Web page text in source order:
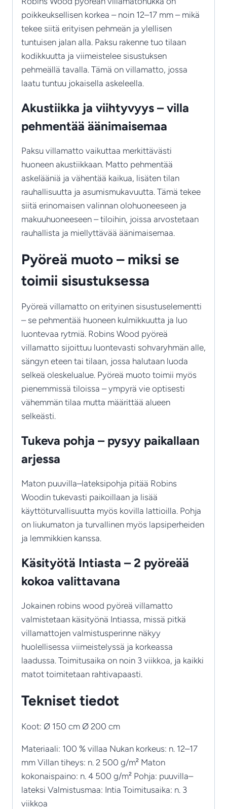
poikkeuksellisen korkea – noin 12–17 mm – mikä
tekee siitä erityisen pehmeän ja ylellisen
tuntuisen jalan alla. Paksu rakenne tuo tilaan
kodikkuutta ja viimeistelee sisustuksen
pehmeällä tavalla. Tämä on villamatto, jossa
laatu tuntuu jokaisella askeleella.
Akustiikka ja viihtyvyys – villa
pehmentää äänimaisemaa
Paksu villamatto vaikuttaa merkittävästi
huoneen akustiikkaan. Matto pehmentää
askelääniä ja vähentää kaikua, lisäten tilan
rauhallisuutta ja asumismukavuutta. Tämä tekee
siitä erinomaisen valinnan olohuoneeseen ja
makuuhuoneeseen – tiloihin, joissa arvostetaan
rauhallista ja miellyttävää äänimaisemaa.
Pyöreä muoto – miksi se
toimii sisustuksessa
Pyöreä villamatto on erityinen sisustuselementti
– se pehmentää huoneen kulmikkuutta ja luo
luontevaa rytmiä. Robins Wood pyöreä
villamatto sijoittuu luontevasti sohvaryhmän alle,
sängyn eteen tai tilaan, jossa halutaan luoda
selkeä oleskelualue. Pyöreä muoto toimii myös
pienemmissä tiloissa – ympyrä vie optisesti
vähemmän tilaa mutta määrittää alueen
selkeästi.
Tukeva pohja – pysyy paikallaan
arjessa
Maton puuvilla–lateksipohja pitää Robins
Woodin tukevasti paikoillaan ja lisää
käyttöturvallisuutta myös kovilla lattioilla. Pohja
on liukumaton ja turvallinen myös lapsiperheiden
ja lemmikkien kanssa.
Käsityötä Intiasta – 2 pyöreää
kokoa valittavana
Jokainen robins wood pyöreä villamatto
valmistetaan käsityönä Intiassa, missä pitkä
villamattojen valmistusperinne näkyy
huolellisessa viimeistelyssä ja korkeassa
laadussa. Toimitusaika on noin 3 viikkoa, ja kaikki
matot toimitetaan rahtivapaasti.
Tekniset tiedot
Koot: Ø 150 cm Ø 200 cm
Materiaali: 100 % villaa Nukan korkeus: n. 12–17
mm Villan tiheys: n. 2 500 g/m² Maton
kokonaispaino: n. 4 500 g/m² Pohja: puuvilla–
lateksi Valmistusmaa: Intia Toimitusaika: n. 3
viikkoa